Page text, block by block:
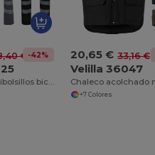
€ -42%
Pantalón multibolsillos bicolor (210 g/m²), en algodón (20%) y poliéster (80%)
20,65 € 33,16 €
Velilla 36047
+7 Colores